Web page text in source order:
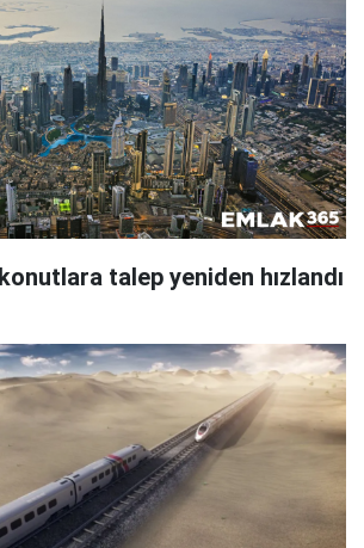
talep yeniden hızlandı